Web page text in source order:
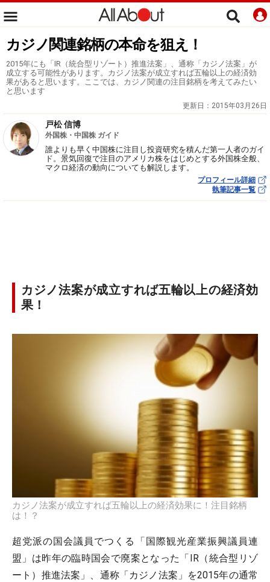
カジノ関連銘柄の本命を狙え！
2015年にも「IR（統合型リゾート）推進法案」、通称「カジノ法案」が
成立する可能性があります。カジノ法案が成立すれば五輪以上の経済効
果があると思います。ここでは、カジノ関連の注目銘柄を考えてみたい
と思います
更新日： 2015年03月26日
戸松 信博
外国株・中国株 ガイド
誰よりも早く中国株に注目し投資研究を積んだ第一人者のガイ
ド。景気回復で注目のアメリカ株をはじめとする外国株全般、
マクロ経済の動向についても解説します。
プロフィール詳細
執筆記事一覧
カジノ法案が成立すれば五輪以上の経済効
果！
カジノ法案が成立すれば五輪以上の経済効果に！注目銘柄
は！？
超党派の国会議員でつくる「国際観光産業振興議員連
盟」は昨年の臨時国会で廃案となった「IR（統合型リゾ
ート）推進法案」、通称「カジノ法案」を2015年の通常